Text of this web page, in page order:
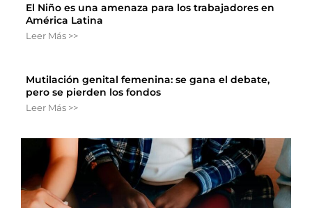
El Niño es una amenaza para los trabajadores en
América Latina
Leer Más >>
Mutilación genital femenina: se gana el debate,
pero se pierden los fondos
Leer Más >>